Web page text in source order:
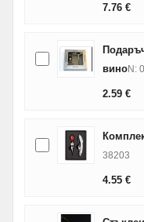
7.76 €
виноN:
2.59 €
38203
4.55 €